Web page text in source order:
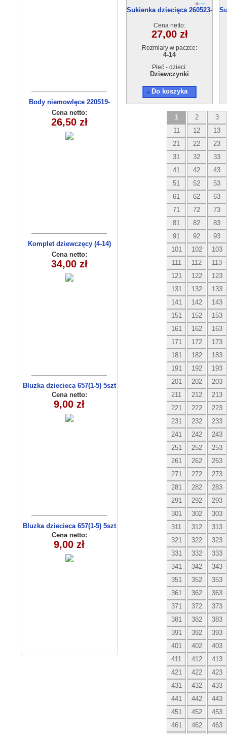
Body niemowlęce 220519-
14(56-74) 3szt
Cena netto:
26,50 zł
Komplet dziewczęcy (4-14)
8156
Cena netto:
34,00 zł
Bluzka dziecieca 657(1-5) 5szt
Cena netto:
9,00 zł
Bluzka dziecieca 657(1-5) 5szt
Cena netto:
9,00 zł
Sukienka dziecięca 260523-
Cena netto:
27,00 zł
Rozmiary w paczce:
4-14
Płeć - dzieci:
Dziewczynki
Do koszyka
1 2
3
11
12
13
21
22
23
31
32
33
41
42
43
51
52
53
61
62
63
71
72
73
81
82
83
91
92
93
101
102
103
111
112
113
121
122
123
131
132
133
141
142
143
151
152
153
161
162
163
171
172
173
181
182
183
191
192
193
201
202
203
211
212
213
221
222
223
231
232
233
241
242
243
251
252
253
261
262
263
271
272
273
281
282
283
291
292
293
301
302
303
311
312
313
321
322
323
331
332
333
341
342
343
351
352
353
361
362
363
371
372
373
381
382
383
391
392
393
401
402
403
411
412
413
421
422
423
431
432
433
441
442
443
451
452
453
461
462
463